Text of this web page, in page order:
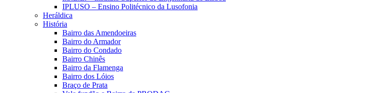
IPLUSO – Ensino Politécnico da Lusofonia
Heráldica
História
Bairro das Amendoeiras
Bairro do Armador
Bairro do Condado
Bairro Chinês
Bairro da Flamenga
Bairro dos Lóios
Braço de Prata